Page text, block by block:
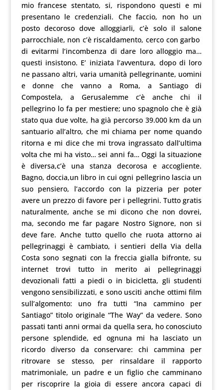
mio francese stentato, si, rispondono questi e mi
presentano le credenziali. Che faccio, non ho un
posto decoroso dove alloggiarli, c’è solo il salone
parrocchiale, non c’è riscaldamento, cerco con garbo
di evitarmi l’incombenza di dare loro alloggio ma…
questi insistono. E’ iniziata l’avventura, dopo di loro
ne passano altri, varia umanità pellegrinante, uomini
e donne che vanno a Roma, a Santiago di
Compostela, a Gerusalemme c’è anche chi il
pellegrino lo fa per mestiere; uno spagnolo che è già
stato qua due volte, ha già percorso 39.000 km da un
santuario all’altro, che mi chiama per nome quando
ritorna e mi dice che mi trova ingrassato dall’ultima
volta che mi ha visto… sei anni fa… Oggi la situazione
è diversa,c’è una stanza decorosa e accogliente.
Bagno, doccia,un libro in cui ogni pellegrino lascia un
suo pensiero, l’accordo con la pizzeria per poter
avere un prezzo di favore per i pellegrini. Tutto gratis
naturalmente, anche se mi dicono che non dovrei,
ma, secondo me far pagare Nostro Signore, non si
deve fare. Anche tutto quello che ruota attorno ai
pellegrinaggi è cambiato, i sentieri della Via della
Costa sono segnati con la freccia gialla bifronte, su
internet trovi tutto in merito ai pellegrinaggi
devozionali fatti a piedi o in bicicletta, gli studenti
vengono sensibilizzati, e sono usciti anche ottimi film
sull’algomento: uno fra tutti “Ina cammino per
Santiago” titolo originale “The Way” da vedere. Sono
passati tanti anni ormai da quella sera, ho conosciuto
persone splendide, ed ognuna mi ha lasciato un
ricordo diverso da conservare: chi cammina per
ritrovare se stesso, per rinsaldare il rapporto
matrimoniale, un padre e un figlio che camminano
per riscoprire la gioia di essere ancora capaci di